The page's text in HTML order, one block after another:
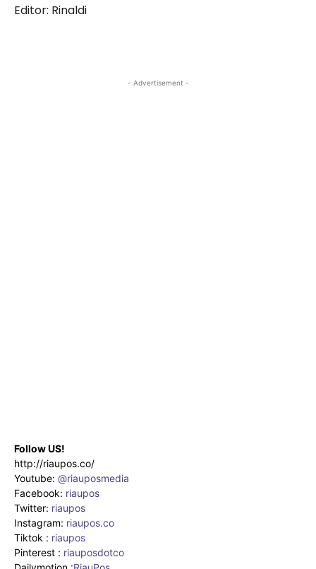
Editor: Rinaldi
- Advertisement -
Follow US!
http://riaupos.co/
Youtube: @riauposmedia
Facebook: riaupos
Twitter: riaupos
Instagram: riaupos.co
Tiktok : riaupos
Pinterest : riauposdotco